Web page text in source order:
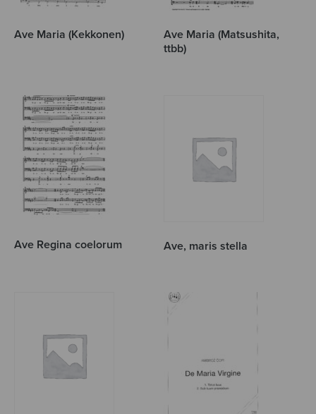
Ave Maria (Kekkonen)
Ave Maria (Matsushita,
ttbb)
Ave Regina coelorum Ave, maris stella